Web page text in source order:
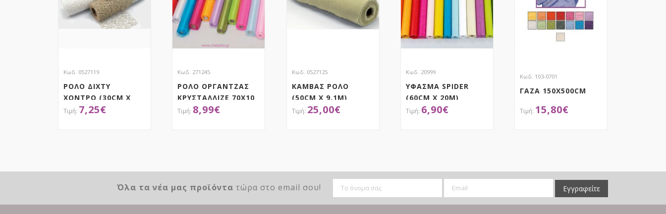
Κωδ. 0527119
ΡΟΛΟ ΔΙΧΤΥ
ΧΟΝΤΡΟ (30CM X
5M) 7,25€
Κωδ. 271245
ΡΟΛΟ ΟΡΓΑΝΤΖΑΣ
ΚΡΥΣΤΑΛΛΙΖΕ 70Χ10
8,99€
Κωδ. 0527125
ΚΑΜΒΑΣ ΡΟΛΟ
(50CM X 9,1M)
25,00€
Κωδ. 20999
ΥΦΑΣΜΑ SPIDER
(60CM X 20M)
6,90€
Κωδ. 103-0701
ΓΑΖΑ 150X500CM
15,80€
Όλα τα νέα μας προϊόντα τώρα στο email σου! Εγγραφείτε